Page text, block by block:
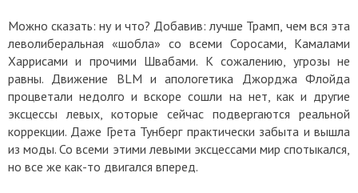
Можно сказать: ну и что? Добавив: лучше Трамп, чем вся эта
леволиберальная «шобла» со всеми Соросами, Камалами
Харрисами и прочими Швабами. К сожалению, угрозы не
равны. Движение BLM и апологетика Джорджа Флойда
процветали недолго и вскоре сошли на нет, как и другие
эксцессы левых, которые сейчас подвергаются реальной
коррекции. Даже Грета Тунберг практически забыта и вышла
из моды. Со всеми этими левыми эксцессами мир спотыкался,
но все же как-то двигался вперед.